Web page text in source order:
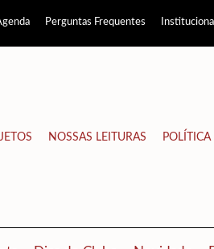
Perguntas Frequentes Institucional
NOSSAS LEITURAS